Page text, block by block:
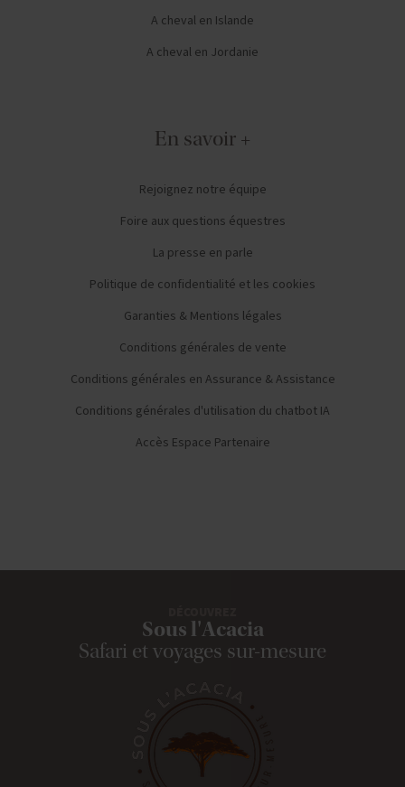
A cheval en Islande
A cheval en Jordanie
En savoir +
Rejoignez notre équipe
Foire aux questions équestres
La presse en parle
Politique de confidentialité et les cookies
Garanties & Mentions légales
Conditions générales de vente
Conditions générales en Assurance & Assistance
Conditions générales d'utilisation du chatbot IA
Accès Espace Partenaire
Sous l'Acacia
Safari et voyages sur-mesure